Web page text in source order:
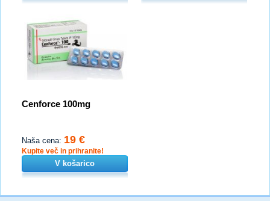
Cenforce 100mg
Naša cena: 19 €
Kupite več in prihranite!
V košarico